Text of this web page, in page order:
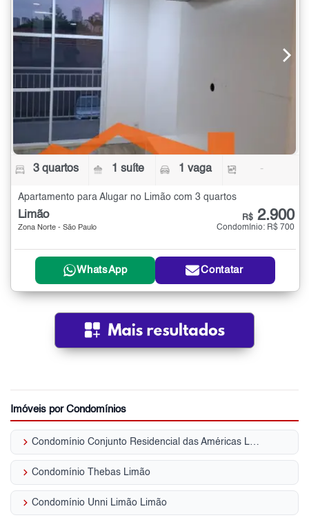
3 quartos 1 suíte 1 vaga -
Apartamento para Alugar no Limão com 3 quartos
Limão
Zona Norte - São Paulo
R$ 2.900
Condomínio: R$ 700
WhatsApp Contatar
Imóveis por Condomínios
keyboard_arrow_right Condomínio Conjunto Residencial das Américas Limão
keyboard_arrow_right Condomínio Thebas Limão
keyboard_arrow_right Condomínio Unni Limão Limão